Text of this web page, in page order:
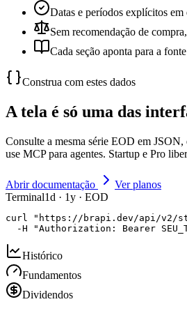
Datas e períodos explícitos em
Sem recomendação de
Cada seção aponta para a
Construa com estes dados
A tela é só uma das
Consulte a mesma série EOD em
use MCP para agentes. Startup e Pro
Abrir documentação
Ver planos
Terminal1d · 1y · EOD
curl "https://brapi.dev/api/v2/
-H "Authorization: Bearer
Histórico
Fundamentos
Dividendos